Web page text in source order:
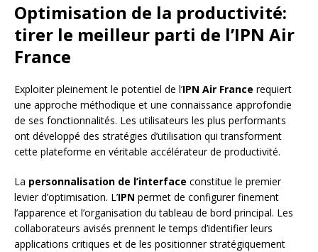
Optimisation de la productivité:
tirer le meilleur parti de l’IPN Air
France
Exploiter pleinement le potentiel de l’IPN Air France requiert
une approche méthodique et une connaissance approfondie
de ses fonctionnalités. Les utilisateurs les plus performants
ont développé des stratégies d’utilisation qui transforment
cette plateforme en véritable accélérateur de productivité.
La personnalisation de l’interface constitue le premier
levier d’optimisation. L’IPN permet de configurer finement
l’apparence et l’organisation du tableau de bord principal. Les
collaborateurs avisés prennent le temps d’identifier leurs
applications critiques et de les positionner stratégiquement